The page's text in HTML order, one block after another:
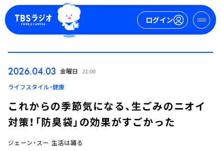
ログイン
ログイン
2026.04.03 金曜日 21:00
ライフスタイル・健康
これからの季節気になる、生ごみのニオイ
対策！「防臭袋」の効果がすごかった
ジェーン・スー 生活は踊る